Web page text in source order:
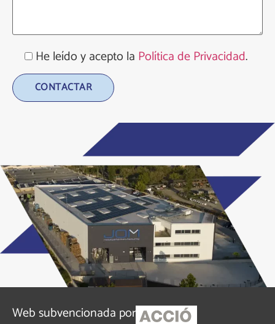
He leído y acepto la Política de Privacidad.
Web subvencionada por